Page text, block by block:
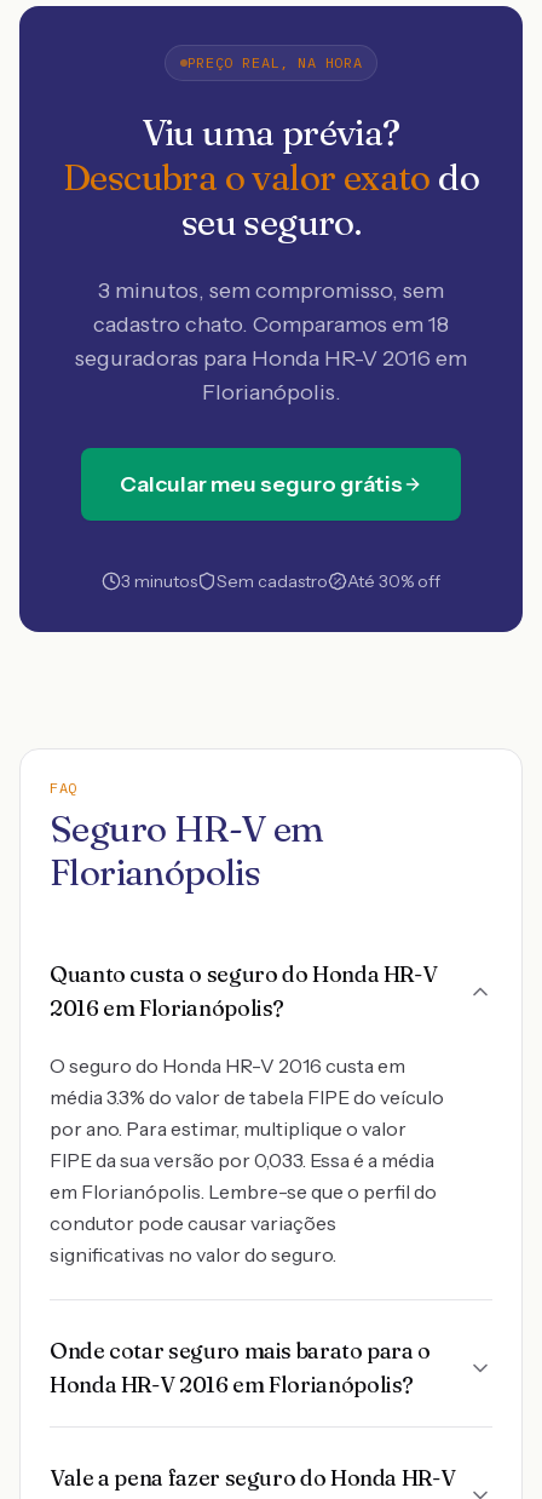
PREÇO REAL, NA HORA
Viu uma prévia?
Descubra o valor exato do
seu seguro.
3 minutos, sem compromisso, sem
cadastro chato. Comparamos em 18
seguradoras para Honda HR-V 2016 em
Florianópolis.
Calcular meu seguro grátis
3 minutos Sem cadastro Até 30% off
FAQ
Seguro HR-V em
Florianópolis
Quanto custa o seguro do Honda HR-V
2016 em Florianópolis?
O seguro do Honda HR-V 2016 custa em
média 3.3% do valor de tabela FIPE do veículo
por ano. Para estimar, multiplique o valor
FIPE da sua versão por 0,033. Essa é a média
em Florianópolis. Lembre-se que o perfil do
condutor pode causar variações
significativas no valor do seguro.
Onde cotar seguro mais barato para o
Honda HR-V 2016 em Florianópolis?
Vale a pena fazer seguro do Honda HR-V